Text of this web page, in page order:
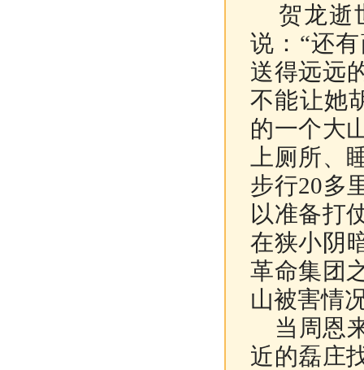
贺龙逝
说：“还
送得远远
不能让她
的一个大
上厕所、
步行20多
以准备打
在狭小阴
革命集团
山被害情
当周恩
近的磊庄